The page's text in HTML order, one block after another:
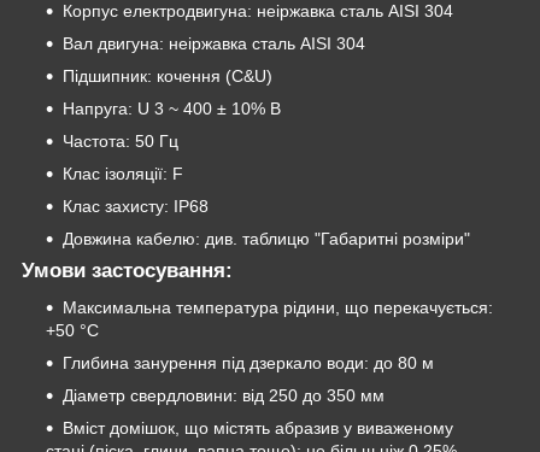
Корпус електродвигуна: неіржавка сталь AISI 304
Вал двигуна: неіржавка сталь AISI 304
Підшипник: кочення (C&U)
Напруга: U 3 ~ 400 ± 10% В
Частота: 50 Гц
Клас ізоляції: F
Клас захисту: IP68
Довжина кабелю: див. таблицю "Габаритні розміри"
Умови застосування:
Максимальна температура рідини, що перекачується:
+50 °C
Глибина занурення під дзеркало води: до 80 м
Діаметр свердловини: від 250 до 350 мм
Вміст домішок, що містять абразив у виваженому